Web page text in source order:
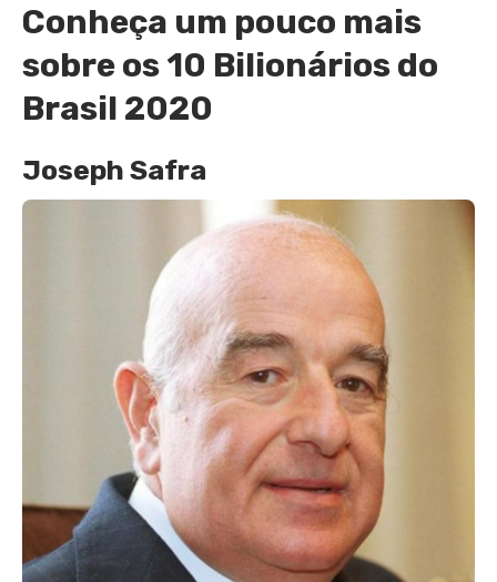
Conheça um pouco mais
sobre os 10 Bilionários do
Brasil 2020
Joseph Safra